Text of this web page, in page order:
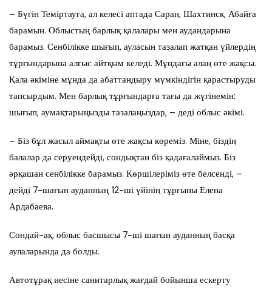
– Бүгін Теміртауға, ал келесі аптада Саран, Шахтинск, Абайға
барамын. Облыстың барлық қалалары мен аудандарына
барамыз. Сенбілікке шығып, ауласын тазалап жатқан үйлердің
тұрғындарына алғыс айтқым келеді. Мұндағы алаң өте жақсы.
Қала әкіміне мұнда да абаттандыру мүмкіндігін қарастыруды
тапсырдым. Мен барлық тұрғындарға тағы да жүгінемін:
шығып, аумақтарыңызды тазалаңыздар, – деді облыс әкімі.
– Біз бұл жасыл аймақты өте жақсы көреміз. Міне, біздің
балалар да серуендейді, сондықтан біз қадағалаймыз. Біз
әрқашан сенбілікке барамыз. Көршілеріміз өте белсенді, –
дейді 7-шағын ауданның 12-ші үйінің тұрғыны Елена
Ардабаева.
Сондай-ақ, облыс басшысы 7-ші шағын ауданның басқа
аулаларында да болды.
Автотұрақ иесіне санитарлық жағдай бойынша ескерту